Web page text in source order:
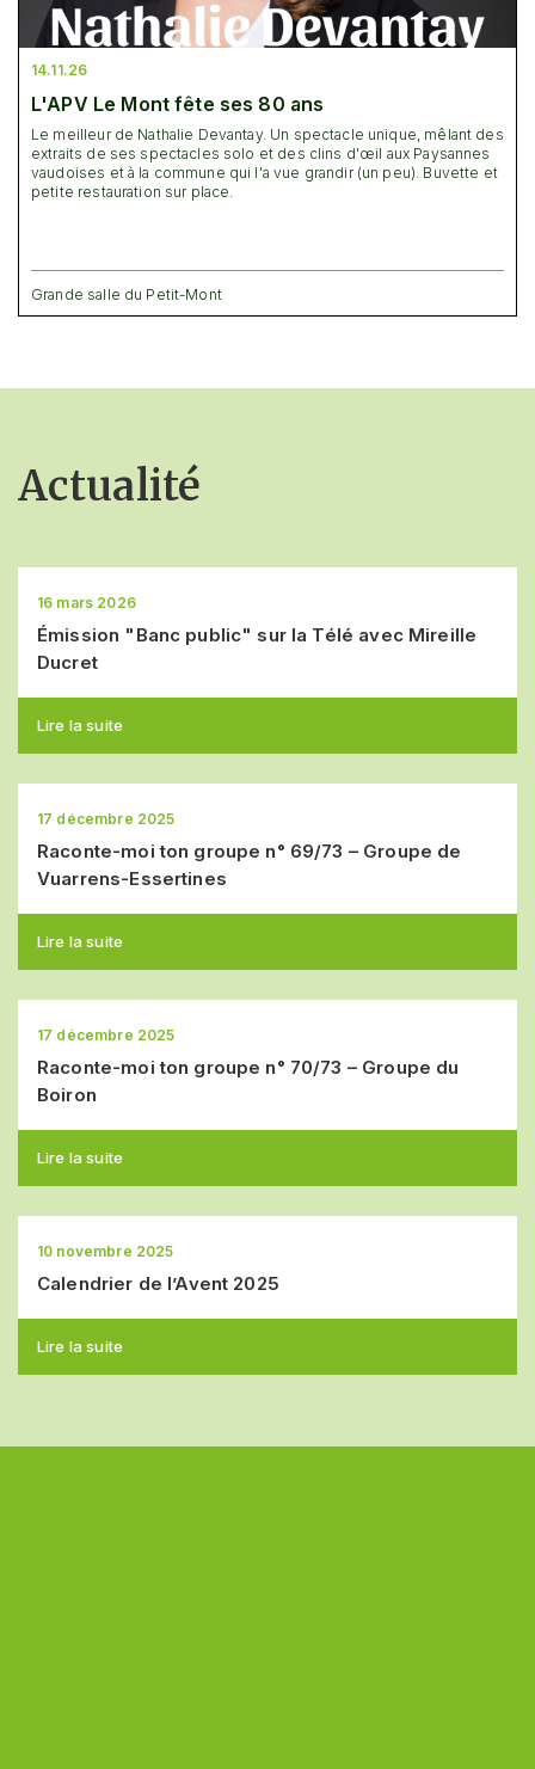
14.11.26
L'APV Le Mont fête ses 80 ans
Le meilleur de Nathalie Devantay. Un spectacle unique, mêlant des
extraits de ses spectacles solo et des clins d'œil aux Paysannes
vaudoises et à la commune qui l'a vue grandir (un peu). Buvette et
petite restauration sur place.
Grande salle du Petit-Mont
Actualité
16 mars 2026
Émission "Banc public" sur la Télé avec Mireille
Ducret
Lire la suite
17 décembre 2025
Raconte-moi ton groupe n° 69/73 – Groupe de
Vuarrens-Essertines
Lire la suite
17 décembre 2025
Raconte-moi ton groupe n° 70/73 – Groupe du
Boiron
Lire la suite
10 novembre 2025
Calendrier de l’Avent 2025
Lire la suite